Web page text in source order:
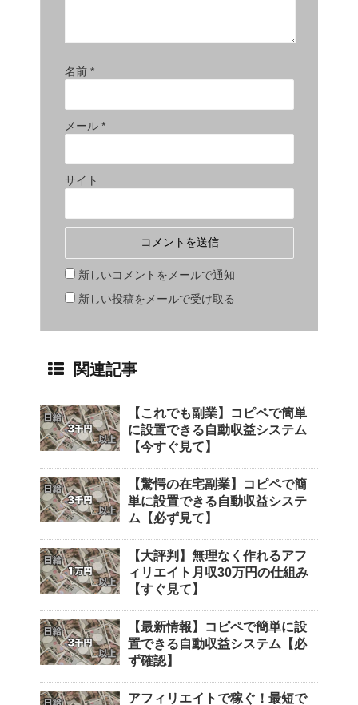
名前 *
メール *
サイト
新しいコメントをメールで通知
新しい投稿をメールで受け取る
関連記事
【これでも副業】コピペで簡単
に設置できる自動収益システム
【今すぐ見て】
【驚愕の在宅副業】コピペで簡
単に設置できる自動収益システ
ム【必ず見て】
【大評判】無理なく作れるアフ
ィリエイト月収30万円の仕組み
【すぐ見て】
【最新情報】コピペで簡単に設
置できる自動収益システム【必
ず確認】
アフィリエイトで稼ぐ！最短で